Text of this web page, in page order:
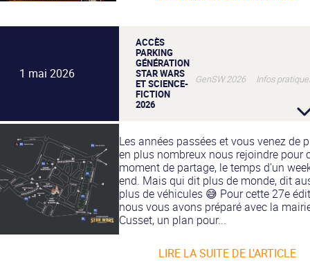
1 mai 2026
ACCÈS
PARKING
GÉNÉRATION
STAR WARS
ET SCIENCE-
FICTION
2026
GenSW 2026 Infos
Les années passées et vous venez de
en plus nombreux nous rejoindre pour
moment de partage, le temps d’un
end. Mais qui dit plus de monde, dit
plus de véhicules 😅 Pour cette 27e
nous vous avons préparé avec la
Cusset, un plan pour...
LIRE LA SUITE DE L'ARTICLE